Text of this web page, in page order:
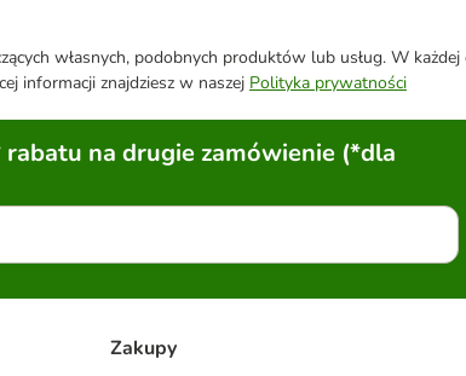
własnych, podobnych produktów lub usług. W
informacji znajdziesz w naszej Polityka prywatności
na drugie zamówienie (*dla
Zakupy